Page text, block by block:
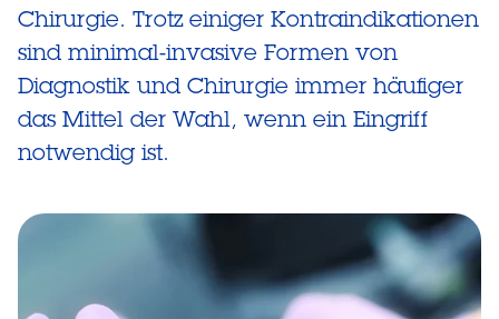
Chirurgie. Trotz einiger Kontraindikationen
sind minimal-invasive Formen von
Diagnostik und Chirurgie immer häufiger
das Mittel der Wahl, wenn ein Eingriff
notwendig ist.